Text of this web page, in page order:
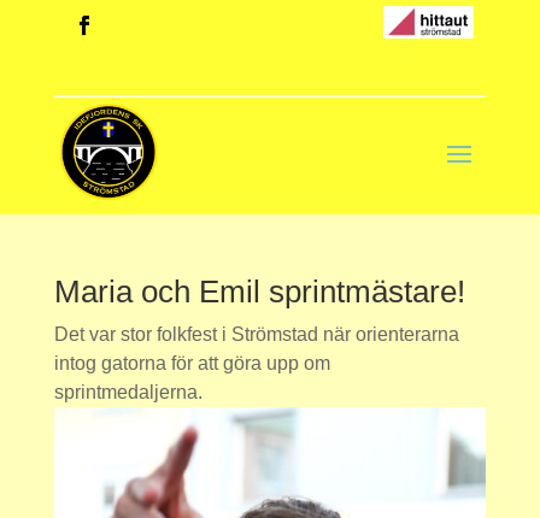
Maria och Emil sprintmästare!
Det var stor folkfest i Strömstad när orienterarna
intog gatorna för att göra upp om
sprintmedaljerna.